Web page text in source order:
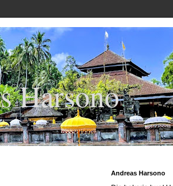
Harsono
Andreas Harsono